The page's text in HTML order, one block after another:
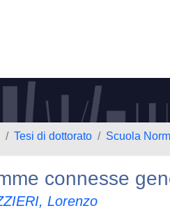
Tesi di dottorato Scuola
connesse
Lorenzo